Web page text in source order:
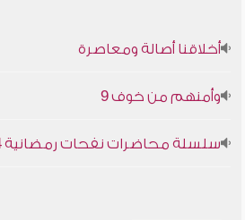
أخلاقنا أصالة ومعاصرة
وأمنهم من خوف 9
سلسلة محاضرات نفحات رمضانية 1444هـ